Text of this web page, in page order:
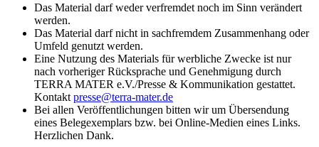
Das Material darf weder verfremdet noch im Sinn verändert
werden.
Das Material darf nicht in sachfremdem Zusammenhang oder
Umfeld genutzt werden.
Eine Nutzung des Materials für werbliche Zwecke ist nur
nach vorheriger Rücksprache und Genehmigung durch
TERRA MATER e.V./Presse & Kommunikation gestattet.
Kontakt presse@terra-mater.de
Bei allen Veröffentlichungen bitten wir um Übersendung
eines Belegexemplars bzw. bei Online-Medien eines Links.
Herzlichen Dank.